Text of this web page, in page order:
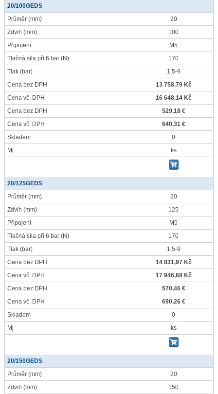
20/100GEDS
Průměr (mm)
20
Zdvih (mm)
100
Připojení
M5
Tlačná síla při 6 bar (N)
170
Tlak (bar)
1,5-9
Cena bez DPH
13 758,79 Kč
Cena vč. DPH
16 648,14 Kč
Cena bez DPH
529,18 €
Cena vč. DPH
640,31 €
Skladem
0
Mj
ks
20/125GEDS
Průměr (mm)
20
Zdvih (mm)
125
Připojení
M5
Tlačná síla při 6 bar (N)
170
Tlak (bar)
1,5-9
Cena bez DPH
14 831,97 Kč
Cena vč. DPH
17 946,68 Kč
Cena bez DPH
570,46 €
Cena vč. DPH
690,26 €
Skladem
0
Mj
ks
20/150GEDS
Průměr (mm)
20
Zdvih (mm)
150